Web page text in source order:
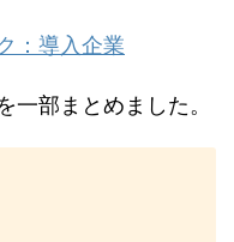
：導入企業
一部まとめました。